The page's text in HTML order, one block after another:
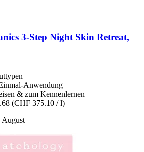
3-​Step Night Skin Retreat,
Anwendung
& zum Kennenlernen
(CHF 375.10 / l)
August